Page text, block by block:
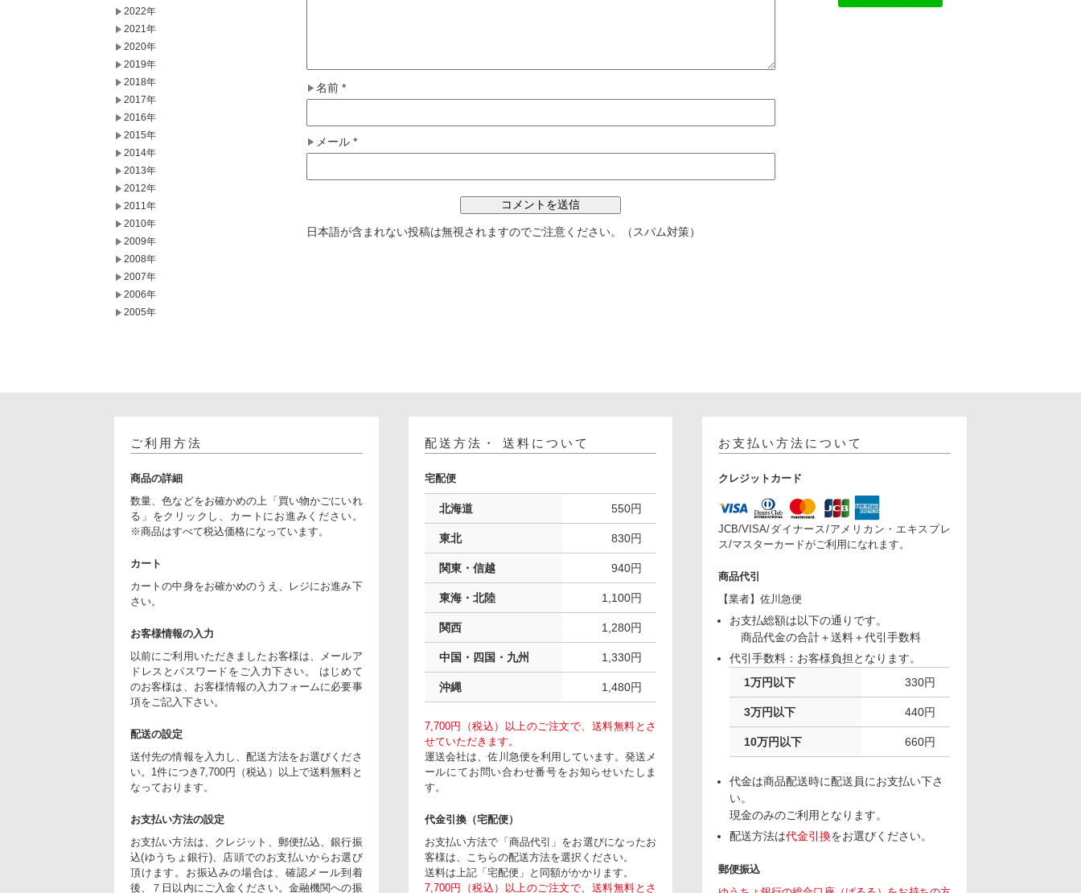
名前 *
メール *
日本語が含まれない投稿は無視されますのでご注意ください。（スパム対策）
2022年
2021年
2020年
2019年
2018年
2017年
2016年
2015年
2014年
2013年
2012年
2011年
2010年
2009年
2008年
2007年
2006年
2005年
ご利用方法
商品の詳細
数量、色などをお確かめの上「買い物かごにいれ
る」をクリックし、カートにお進みください。
※商品はすべて税込価格になっています。
カート
カートの中身をお確かめのうえ、レジにお進み下
さい。
お客様情報の入力
以前にご利用いただきましたお客様は、メールア
ドレスとパスワードをご入力下さい。 はじめて
のお客様は、お客様情報の入力フォームに必要事
項をご記入下さい。
配送の設定
送付先の情報を入力し、配送方法をお選びくださ
い。1件につき7,700円（税込）以上で送料無料と
なっております。
お支払い方法の設定
お支払い方法は、クレジット、郵便払込、銀行振
込(ゆうちょ銀行)、店頭でのお支払いからお選び
頂けます。お振込みの場合は、確認メール到着
後、７日以内にご入金ください。金融機関への振
配送方法・ 送料について
宅配便
北海道 550円
東北 830円
関東・信越 940円
東海・北陸 1,100円
関西 1,280円
中国・四国・九州 1,330円
沖縄 1,480円
7,700円（税込）以上のご注文で、送料無料とさ
せていただきます。
運送会社は、佐川急便を利用しています。発送メ
ールにてお問い合わせ番号をお知らせいたしま
す。
代金引換（宅配便）
お支払い方法で「商品代引」をお選びになったお
客様は、こちらの配送方法を選択ください。
送料は上記「宅配便」と同額がかかります。
7,700円（税込）以上のご注文で、送料無料とさ
お支払い方法について
クレジットカード
JCB/VISA/ダイナース/アメリカン・エキスプレ
ス/マスターカードがご利用になれます。
商品代引
【業者】佐川急便
お支払総額は以下の通りです。
商品代金の合計＋送料＋代引手数料
代引手数料：お客様負担となります。
1万円以下
330円
3万円以下 440円
10万円以下 660円
代金は商品配送時に配送員にお支払い下さ
い。
現金のみのご利用となります。
配送方法は代金引換をお選びください。
郵便振込